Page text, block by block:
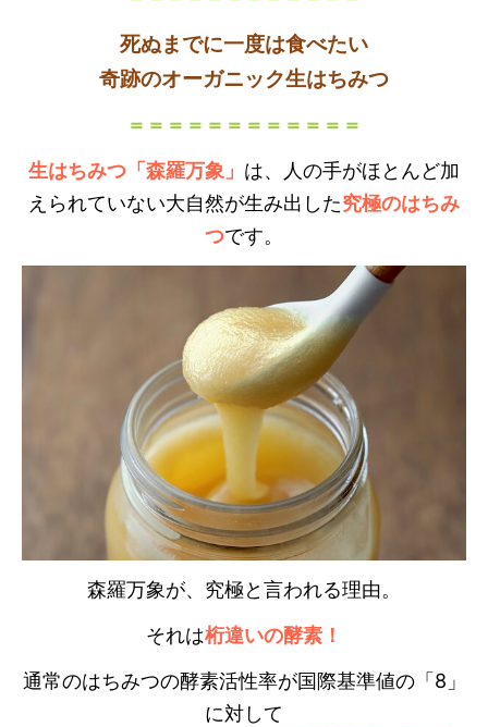
死ぬまでに一度は食べたい
奇跡のオーガニック生はちみつ
＝＝＝＝＝＝＝＝＝＝＝＝
生はちみつ「森羅万象」 は、人の手がほとんど加
えられていない大自然が生み出した究極のはちみ
つです。
森羅万象が、究極と言われる理由。
それは桁違いの酵素！
通常のはちみつの酵素活性率が国際基準値の「8」
に対して